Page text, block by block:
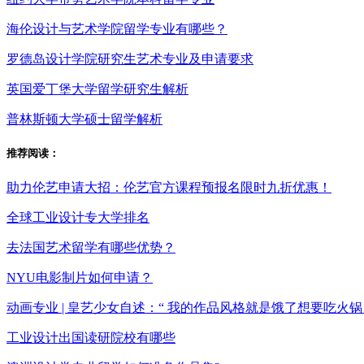
海伦设计与艺术学院留学专业有哪些？
罗德岛设计学院研究生艺术专业及申请要求
英国爱丁堡大学留学研究生解析
普林斯顿大学硕士留学解析
推荐阅读：
助力伦艺申请大招：伦艺官方课程预报名限时九折优惠！
全球工业设计专大学排名
去法国艺术留学有哪些优势？
NYU电影制片如何申请？
动画专业 | 皇艺少女自述：“ 我的作品风格就是饿了想要吃火
工业设计出国读研院校有哪些